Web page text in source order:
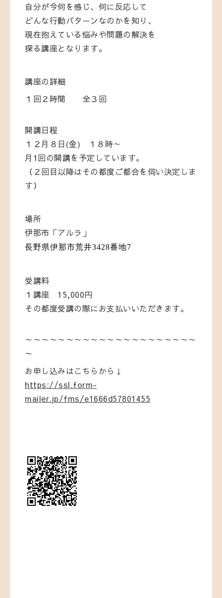
自分が今何を感じ、何に反応して
どんな行動パターンなのかを知り、
現在抱えている悩みや問題の解決を
探る講座となります。
講座の詳細
１回２時間 全３回
開講日程
１２月８日(金) １８時～
月1回の開講を予定しています。
（２回目以降はその都度ご都合を伺い決定しま
す）
場所
伊那市「アルラ」
長野県伊那市荒井3428番地7
受講料
１講座 15,000円
その都度受講の際にお支払いいただきます。
～～～～～～～～～～～～～～～～～～～～～
～
お申し込みはこちらから↓
https://ssl.form-
mailer.jp/fms/e1666d57801455